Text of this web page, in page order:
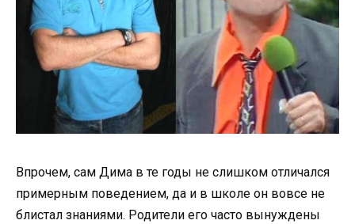
Впрочем, сам Дима в те годы не слишком отличался
примерным поведением, да и в школе он вовсе не
блистал знаниями. Родители его часто вынуждены